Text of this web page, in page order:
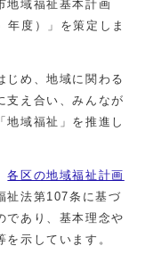
地域福祉基本計画
年度）」を策定しま
め、地域に関わる
支え合い、みんなが
地域福祉」を推進し
各区の地域福祉計画
祉法第107条に基づ
であり、基本理念や
示しています。